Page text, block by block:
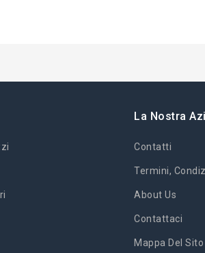
La Nostra
Contatti
Termini,
About Us
Contattaci
Mappa Del Sito